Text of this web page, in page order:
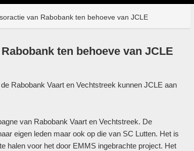
van Rabobank ten behoeve van JCLE
ten behoeve van JCLE
Rabobank Vaart en Vechtstreek kunnen JCLE aan
van Rabobank Vaart en Vechtstreek. De
eigen leden maar ook op die van SC Lutten. Het is
halen voor het door EMMS ingebrachte project. Het